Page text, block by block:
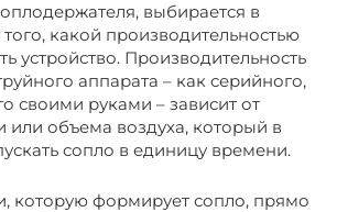
выбирается в
какой производительностью
устройство. Производительность
аппарата – как серийного,
своими руками – зависит от
или объема воздуха, который в
сопло в единицу времени.
которую формирует сопло, прямо